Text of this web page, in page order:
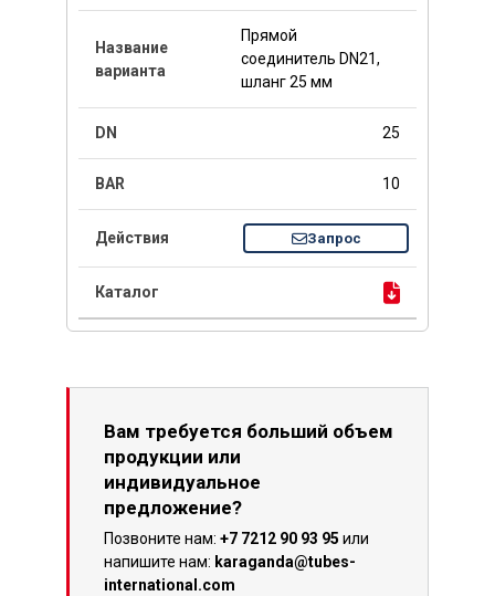
Прямой
соединитель DN21,
шланг 25 мм
25
10
Запрос
Вам требуется больший объем
продукции или
индивидуальное
предложение?
Позвоните нам: +7 7212 90 93 95 или
напишите нам: karaganda@tubes-
international.com